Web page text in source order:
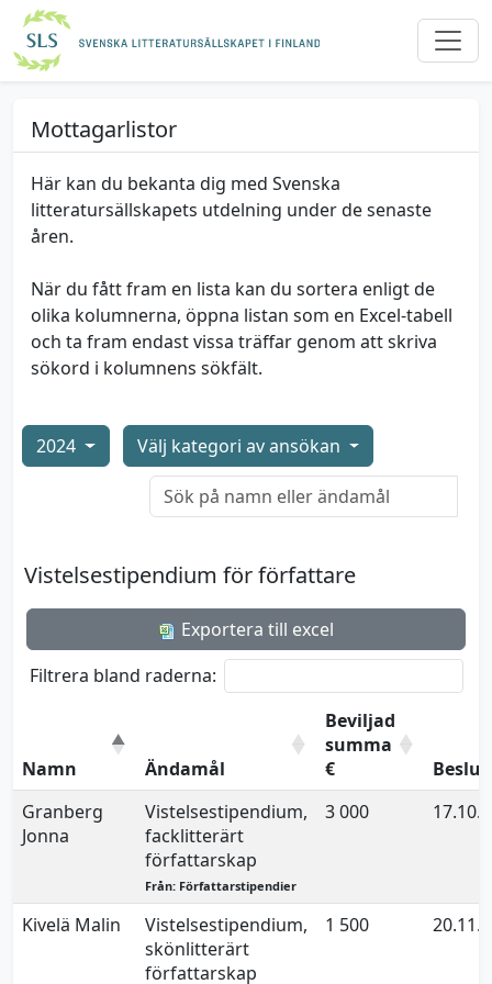
Mottagarlistor
Här kan du bekanta dig med Svenska
litteratursällskapets utdelning under de senaste
åren.
När du fått fram en lista kan du sortera enligt de
olika kolumnerna, öppna listan som en Excel-tabell
och ta fram endast vissa träffar genom att skriva
sökord i kolumnens sökfält.
2024 Välj kategori av ansökan
Vistelsestipendium för författare
Exportera till excel
Filtrera bland raderna:
Namn Ändamål
Beviljad
summa
€
Granberg
Jonna
Vistelsestipendium,
facklitterärt
författarskap
Från: Författarstipendier
3 000
Kivelä Malin
Vistelsestipendium,
skönlitterärt
författarskap
1 500